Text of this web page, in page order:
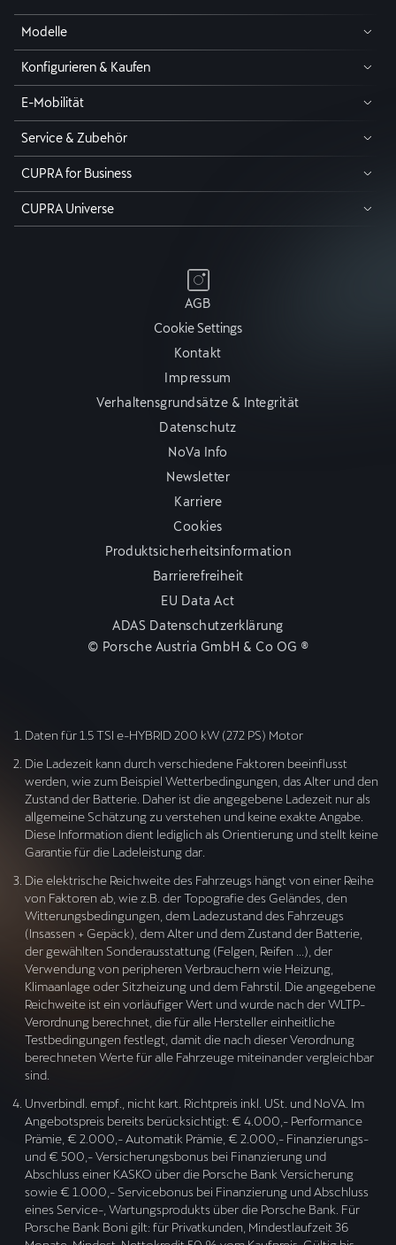
Modelle
Konfigurieren & Kaufen
E-Mobilität
Service & Zubehör
CUPRA for Business
CUPRA Universe
AGB
Cookie Settings
Kontakt
Impressum
Verhaltensgrundsätze & Integrität
Datenschutz
NoVa Info
Newsletter
Karriere
Cookies
Produktsicherheitsinformation
Barrierefreiheit
EU Data Act
ADAS Datenschutzerklärung
© Porsche Austria GmbH & Co OG ®
Daten für 1.5 TSI e-HYBRID 200 kW (272 PS) Motor
Die Ladezeit kann durch verschiedene Faktoren beeinflusst
werden, wie zum Beispiel Wetterbedingungen, das Alter und den
Zustand der Batterie. Daher ist die angegebene Ladezeit nur als
allgemeine Schätzung zu verstehen und keine exakte Angabe.
Diese Information dient lediglich als Orientierung und stellt keine
Garantie für die Ladeleistung dar.
Die elektrische Reichweite des Fahrzeugs hängt von einer Reihe
von Faktoren ab, wie z.B. der Topografie des Geländes, den
Witterungsbedingungen, dem Ladezustand des Fahrzeugs
(Insassen + Gepäck), dem Alter und dem Zustand der Batterie,
der gewählten Sonderausstattung (Felgen, Reifen ...), der
Verwendung von peripheren Verbrauchern wie Heizung,
Klimaanlage oder Sitzheizung und dem Fahrstil. Die angegebene
Reichweite ist ein vorläufiger Wert und wurde nach der WLTP-
Verordnung berechnet, die für alle Hersteller einheitliche
Testbedingungen festlegt, damit die nach dieser Verordnung
berechneten Werte für alle Fahrzeuge miteinander vergleichbar
sind.
Unverbindl. empf., nicht kart. Richtpreis inkl. USt. und NoVA. Im
Angebotspreis bereits berücksichtigt: € 4.000,- Performance
Prämie, € 2.000,- Automatik Prämie, € 2.000,- Finanzierungs-
und € 500,- Versicherungsbonus bei Finanzierung und
Abschluss einer KASKO über die Porsche Bank Versicherung
sowie € 1.000,- Servicebonus bei Finanzierung und Abschluss
eines Service-, Wartungsprodukts über die Porsche Bank. Für
Porsche Bank Boni gilt: für Privatkunden, Mindestlaufzeit 36